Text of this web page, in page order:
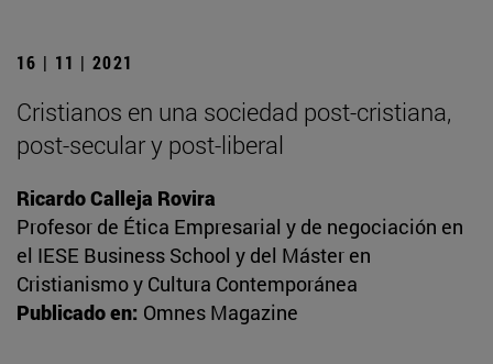
16 | 11 | 2021
Cristianos en una sociedad post-cristiana,
post-secular y post-liberal
Ricardo Calleja Rovira
Profesor de Ética Empresarial y de negociación en
el IESE Business School y del Máster en
Cristianismo y Cultura Contemporánea
Publicado en: Omnes Magazine